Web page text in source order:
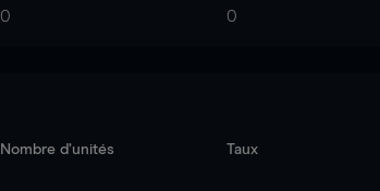
0 0
Nombre d’unités Taux